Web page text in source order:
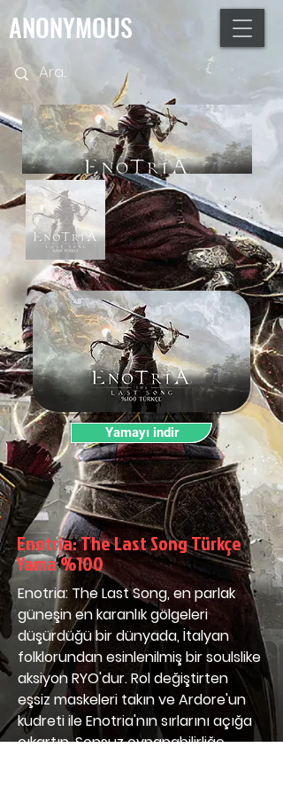
ANONYMOUS
Yamayı indir
Enotria: The Last Song Türkçe
Yama %100
Enotria: The Last Song, en parlak
güneşin en karanlık gölgeleri
düşürdüğü bir dünyada, İtalyan
folklorundan esinlenilmiş bir soulslike
aksiyon RYO'dur. Rol değiştirten
eşsiz maskeleri takın ve Ardore'un
kudreti ile Enotria'nın sırlarını açığa
çıkartın. Sonsuz oynanabilirliğe